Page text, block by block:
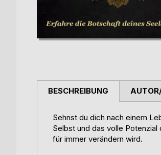
BESCHREIBUNG
Sehnst du dich nach einem
Selbst und das volle
für immer verändern wird.